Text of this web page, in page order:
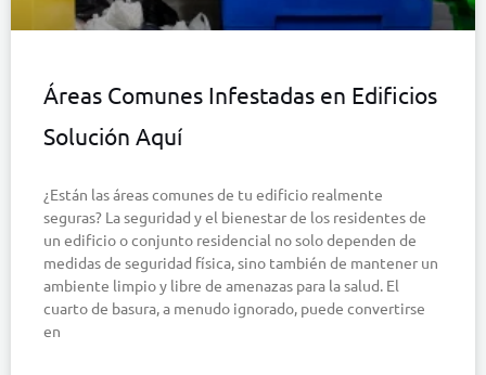
Áreas Comunes Infestadas en Edificios
Solución Aquí
¿Están las áreas comunes de tu edificio realmente
seguras? La seguridad y el bienestar de los residentes de
un edificio o conjunto residencial no solo dependen de
medidas de seguridad física, sino también de mantener un
ambiente limpio y libre de amenazas para la salud. El
cuarto de basura, a menudo ignorado, puede convertirse
en